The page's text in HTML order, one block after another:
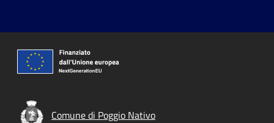
Comune di Poggio Nativo